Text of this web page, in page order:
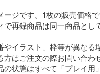
ジです。1枚の販売価格で
再録商品は同一商品とし
イラスト、枠等が異なる
はご注文の際お問い合わ
状態はすべて「プレイ用